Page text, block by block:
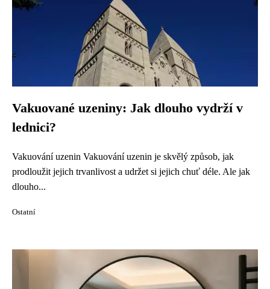
Vakuované uzeniny: Jak dlouho vydrží v
lednici?
Vakuování uzenin Vakuování uzenin je skvělý způsob, jak
prodloužit jejich trvanlivost a udržet si jejich chuť déle. Ale jak
dlouho...
Ostatní